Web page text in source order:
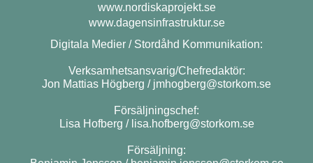
www.nordiskaprojekt.se
www.dagensinfrastruktur.se
Digitala Medier / Stordåhd Kommunikation:
Verksamhetsansvarig/Chefredaktör:
Jon Mattias Högberg / jmhogberg@storkom.se
Försäljningschef:
Lisa Hofberg / lisa.hofberg@storkom.se
Försäljning: